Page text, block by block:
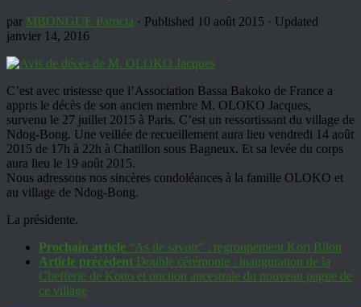
par MBONGUE Patricia · Published 10 août 2015 · Updated
janvier 14, 2016
C’est avec tristesse que l’Association Bassa Bakoko de France a
appris le décès de son ancien membre M. OLOKO Jacques,
survenu le 27 juillet 2015 à Paris. C’est un ressortissant du village de
Ndog-Bong. Une veillée de recueillement aura lieu vendredi 14 août
2015 de 17h à 22h à Chatillon sous Bagneux. Et sa levée du corps
aura lieu le 19 août 2015.
Nous adressons nos sincères condoléances à la famille OLOKO et
au village de Ndog-Bong.
La présidente.
Prochain article “As de savoir” : regroupement Kori Bilon
Article précédent Double cérémonie : inauguration de la
Chefferie de Kotto et onction ancestrale du nouveau pagne de
ce village